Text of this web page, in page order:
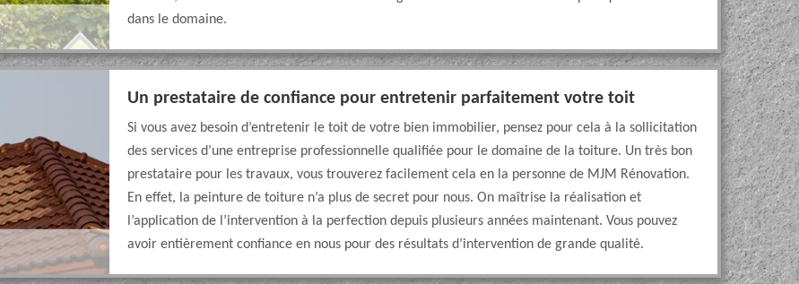
dans le domaine.
Un prestataire de confiance pour entretenir parfaitement votre toit
Si vous avez besoin d’entretenir le toit de votre bien immobilier, pensez pour cela à la sollicitation
des services d’une entreprise professionnelle qualifiée pour le domaine de la toiture. Un très bon
prestataire pour les travaux, vous trouverez facilement cela en la personne de MJM Rénovation.
En effet, la peinture de toiture n’a plus de secret pour nous. On maîtrise la réalisation et
l’application de l’intervention à la perfection depuis plusieurs années maintenant. Vous pouvez
avoir entièrement confiance en nous pour des résultats d’intervention de grande qualité.